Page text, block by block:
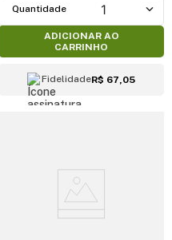
1
ADICIONAR AO
CARRINHO
FidelidadeR$ 67,05